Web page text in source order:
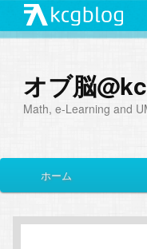
オブ脳
Math, e-Learning and
イ
メ
イ
サ
ブ
ホーム